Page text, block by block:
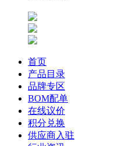
首页
产品目录
品牌专区
BOM配单
在线议价
积分兑换
供应商入驻